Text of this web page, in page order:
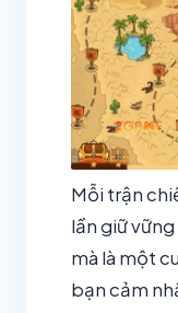
Mỗi trận
lần giữ
mà là một
bạn cảm